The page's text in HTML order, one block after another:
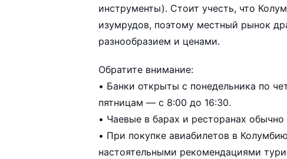
инструменты). Стоит учесть, что
изумрудов, поэтому местный рынок
разнообразием и ценами.
Обратите внимание:
• Банки открыты с понедельника по
пятницам — с 8:00 до 16:30.
• Чаевые в барах и ресторанах обычно
• При покупке авиабилетов в
настоятельными рекомендациями